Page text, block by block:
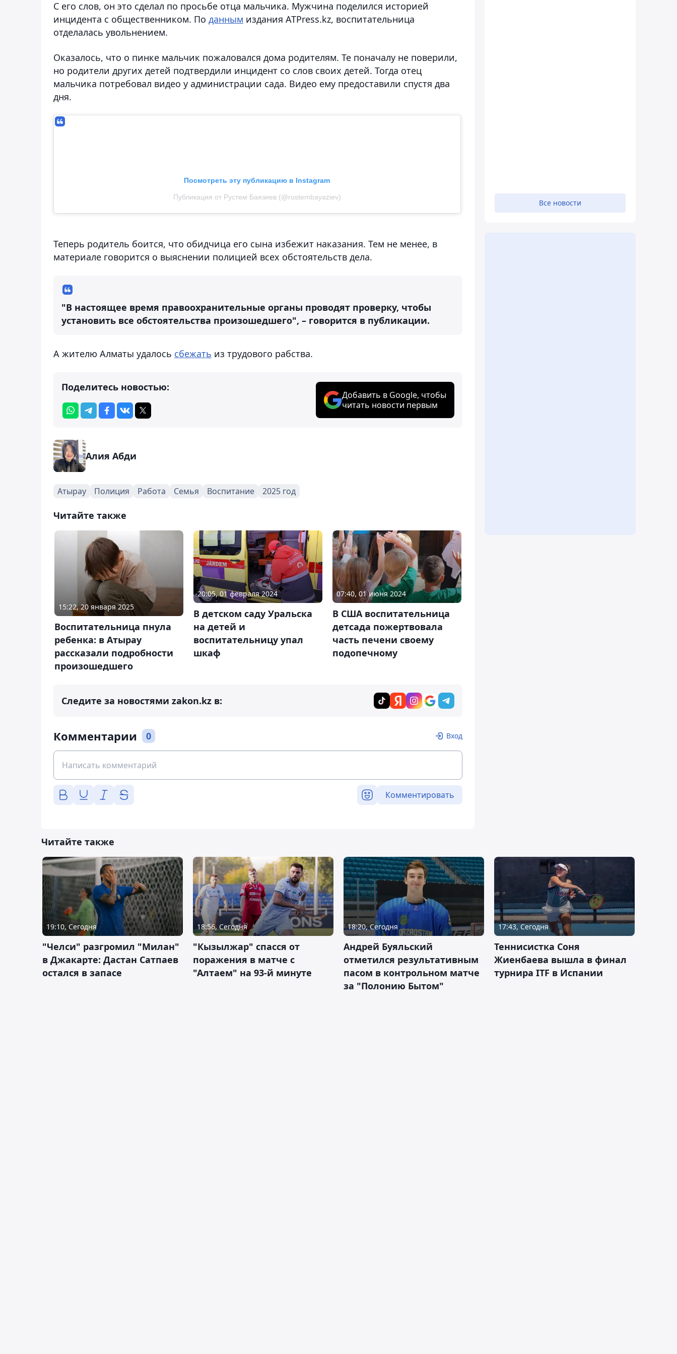
С его слов, он это сделал по просьбе отца мальчика. Мужчина поделился историей
инцидента с общественником. По данным издания ATPress.kz, воспитательница
отделалась увольнением.
Оказалось, что о пинке мальчик пожаловался дома родителям. Те поначалу не поверили,
но родители других детей подтвердили инцидент со слов своих детей. Тогда отец
мальчика потребовал видео у администрации сада. Видео ему предоставили спустя два
дня.
Посмотреть эту публикацию в Instagram
Публикация от Рустем Баязиев (@rustembayaziev)
Теперь родитель боится, что обидчица его сына избежит наказания. Тем не менее, в
материале говорится о выяснении полицией всех обстоятельств дела.
"В настоящее время правоохранительные органы проводят проверку, чтобы
установить все обстоятельства произошедшего", – говорится в публикации.
А жителю Алматы удалось сбежать из трудового рабства.
Поделитесь новостью:
Добавить в Google, чтобы
читать новости первым
Алия Абди
Атырау Полиция Работа Семья Воспитание 2025 год
Читайте также
15:22, 20 января 2025
Воспитательница пнула
ребенка: в Атырау
рассказали подробности
произошедшего
20:05, 01 февраля 2024
В детском саду Уральска
на детей и
воспитательницу упал
шкаф
07:40, 01 июня 2024
В США воспитательница
детсада пожертвовала
часть печени своему
подопечному
Следите за новостями zakon.kz в:
Комментарии 0 Вход
Комментировать
Все новости
Читайте также
19:10, Сегодня
"Челси" разгромил "Милан"
в Джакарте: Дастан Сатпаев
остался в запасе
18:56, Сегодня
"Кызылжар" спасся от
поражения в матче с
"Алтаем" на 93-й минуте
18:20, Сегодня
Андрей Буяльский
отметился результативным
пасом в контрольном матче
за "Полонию Бытом"
17:43, Сегодня
Теннисистка Соня
Жиенбаева вышла в финал
турнира ITF в Испании